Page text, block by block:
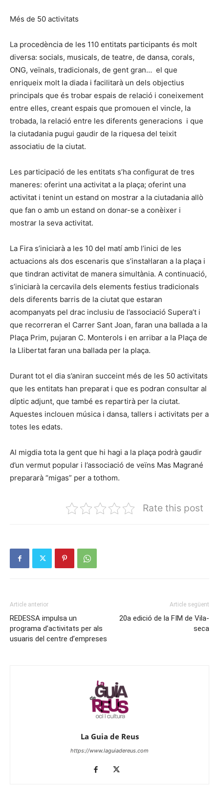
Més de 50 activitats
La procedència de les 110 entitats participants és molt
diversa: socials, musicals, de teatre, de dansa, corals,
ONG, veïnals, tradicionals, de gent gran… el que
enriqueix molt la diada i facilitarà un dels objectius
principals que és trobar espais de relació i coneixement
entre elles, creant espais que promouen el vincle, la
trobada, la relació entre les diferents generacions i que
la ciutadania pugui gaudir de la riquesa del teixit
associatiu de la ciutat.
Les participació de les entitats s’ha configurat de tres
maneres: oferint una activitat a la plaça; oferint una
activitat i tenint un estand on mostrar a la ciutadania allò
que fan o amb un estand on donar-se a conèixer i
mostrar la seva activitat.
La Fira s’iniciarà a les 10 del matí amb l’inici de les
actuacions als dos escenaris que s’instal·laran a la plaça i
que tindran activitat de manera simultània. A continuació,
s’iniciarà la cercavila dels elements festius tradicionals
dels diferents barris de la ciutat que estaran
acompanyats pel drac inclusiu de l’associació Supera’t i
que recorreran el Carrer Sant Joan, faran una ballada a la
Plaça Prim, pujaran C. Monterols i en arribar a la Plaça de
la Llibertat faran una ballada per la plaça.
Durant tot el dia s’aniran succeint més de les 50 activitats
que les entitats han preparat i que es podran consultar al
díptic adjunt, que també es repartirà per la ciutat.
Aquestes inclouen música i dansa, tallers i activitats per a
totes les edats.
Al migdia tota la gent que hi hagi a la plaça podrà gaudir
d’un vermut popular i l’associació de veïns Mas Magrané
prepararà “migas” per a tothom.
Rate this post
Article anterior
REDESSA impulsa un
programa d’activitats per als
usuaris del centre d’empreses
Article següent
20a edició de la FIM de Vila-
seca
La Guia de Reus
https://www.laguiadereus.com